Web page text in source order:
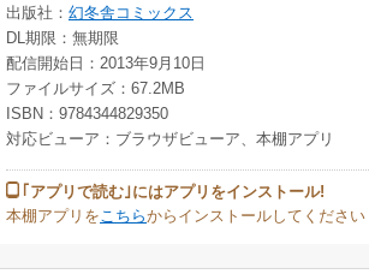
出版社： 幻冬舎コミックス
DL期限：無期限
配信開始日：2013年9月10日
ファイルサイズ：67.2MB
ISBN：9784344829350
対応ビューア：ブラウザビューア、本棚アプリ
｢アプリで読む｣にはアプリをインストール!
本棚アプリを こちらからインストールしてください